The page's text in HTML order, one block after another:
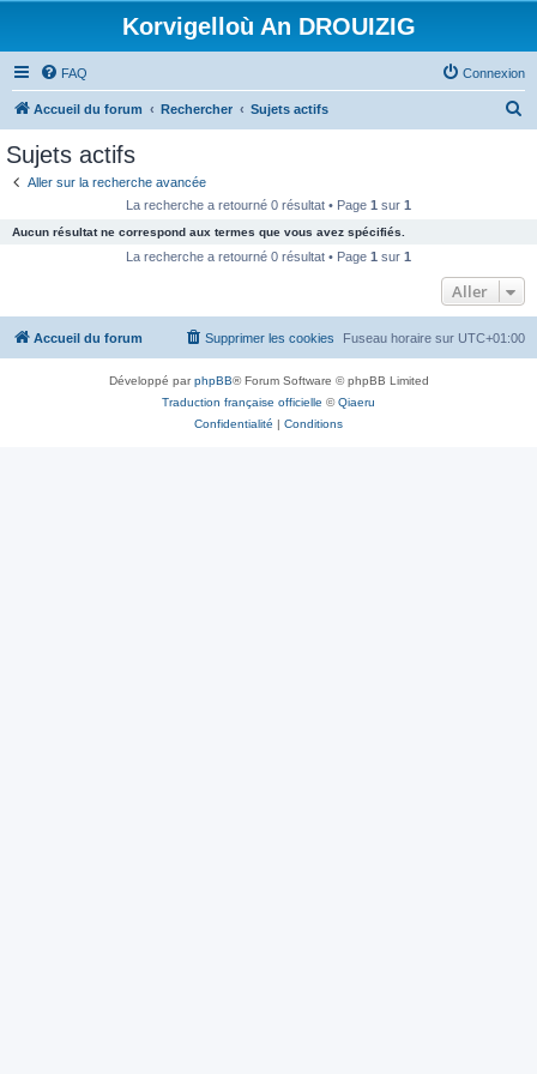
Korvigelloù An DROUIZIG
FAQ Connexion
Accueil du forum Rechercher Sujets actifs
c
e
Sujets actifs
Aller sur la recherche avancée
La recherche a retourné 0 résultat • Page 1 sur 1
Aucun résultat ne correspond aux termes que vous avez spécifiés.
La recherche a retourné 0 résultat • Page 1 sur 1
Aller
Accueil du forum Fuseau horaire sur UTC+01:00
Supprimer les cookies
Développé parphpBB® Forum Software © phpBB Limited
Traduction française officielle ©Qiaeru
Confidentialité | Conditions